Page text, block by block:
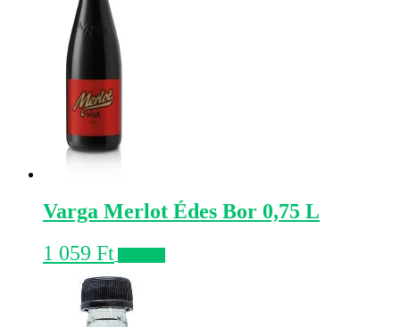
Varga Merlot Édes Bor 0,75 L
1 059 Ft